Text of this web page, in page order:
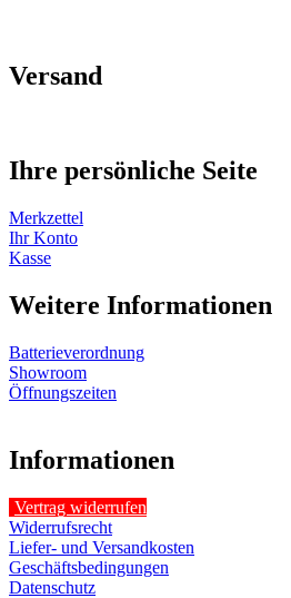
Versand
Ihre persönliche Seite
Merkzettel
Ihr Konto
Kasse
Weitere Informationen
Batterieverordnung
Showroom
Öffnungszeiten
Informationen
Vertrag widerrufen
Widerrufsrecht
Liefer- und Versandkosten
Geschäftsbedingungen
Datenschutz